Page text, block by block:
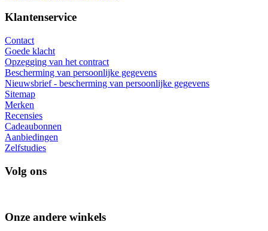
Klantenservice
Contact
Goede klacht
Opzegging van het contract
Bescherming van persoonlijke gegevens
Nieuwsbrief - bescherming van persoonlijke gegevens
Sitemap
Merken
Recensies
Cadeaubonnen
Aanbiedingen
Zelfstudies
Volg ons
Onze andere winkels